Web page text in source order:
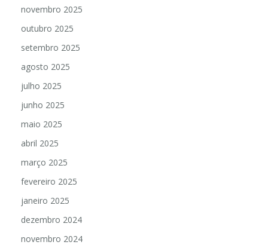
novembro 2025
outubro 2025
setembro 2025
agosto 2025
julho 2025
junho 2025
maio 2025
abril 2025
março 2025
fevereiro 2025
janeiro 2025
dezembro 2024
novembro 2024